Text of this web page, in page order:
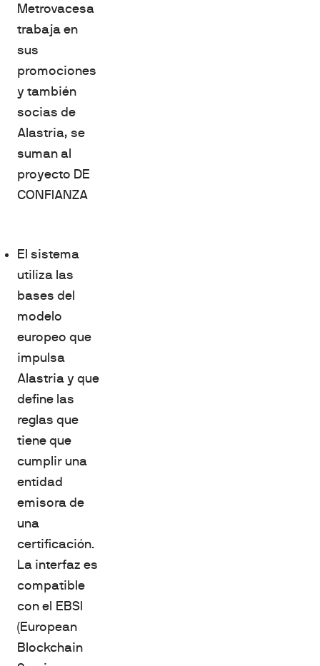
Metrovacesa
trabaja en
sus
promociones
y también
socias de
Alastria, se
suman al
proyecto DE
CONFIANZA
El sistema
utiliza las
bases del
modelo
europeo que
impulsa
Alastria y que
define las
reglas que
tiene que
cumplir una
entidad
emisora de
una
certificación.
La interfaz es
compatible
con el EBSI
(European
Blockchain